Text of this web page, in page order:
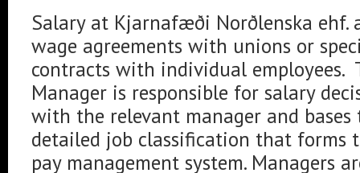
Salary at Kjarnafæði Norðlenska ehf.
wage agreements with unions or
contracts with individual employees.
Manager is responsible for salary
with the relevant manager and bases
detailed job classification that forms
pay management system. Managers